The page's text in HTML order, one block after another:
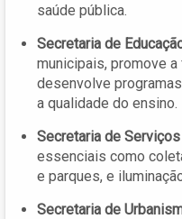
saúde pública.
Secretaria de
municipais, promove
desenvolve
a qualidade do ensino.
Secretaria de
essenciais como
e parques, e
Secretaria de